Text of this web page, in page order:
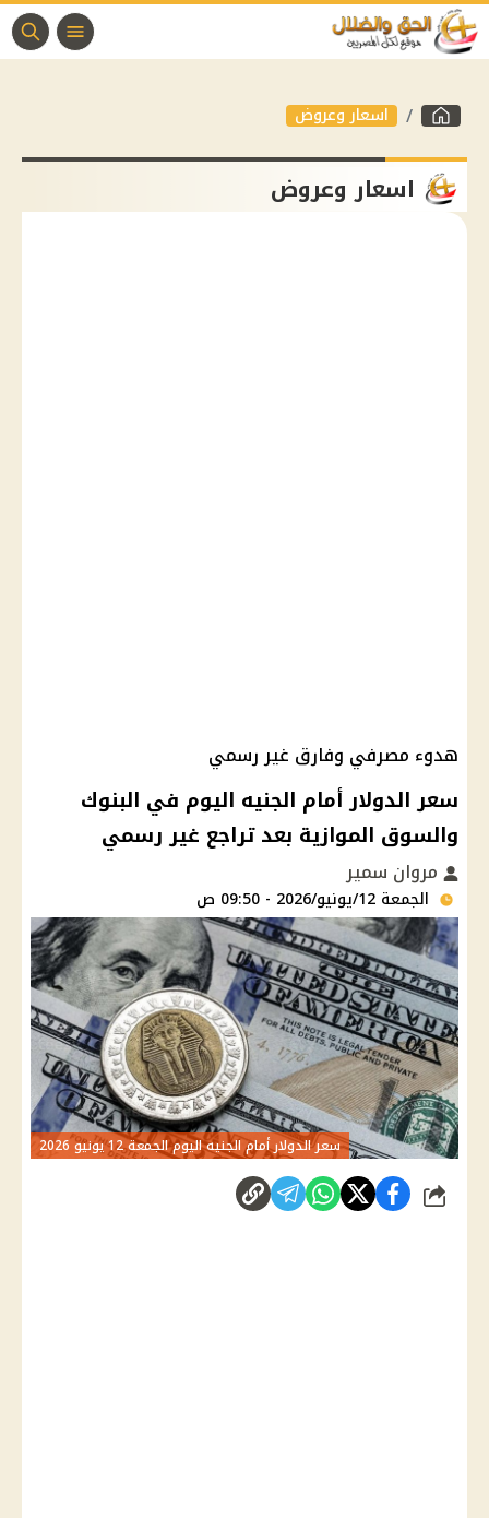
اسعار وعروض
اسعار وعروض
هدوء مصرفي وفارق غير رسمي
سعر الدولار أمام الجنيه اليوم في البنوك
والسوق الموازية بعد تراجع غير رسمي
مروان سمير
الجمعة 12/يونيو/2026 - 09:50 ص
سعر الدولار أمام الجنيه اليوم الجمعة 12 يونيو 2026
شارك